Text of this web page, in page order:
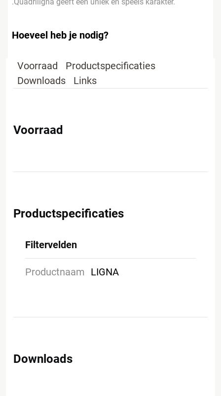
Hoeveel heb je nodig?
Voorraad
Productspecificaties
Downloads
Links
Voorraad
Productspecificaties
Filtervelden
Productnaam LIGNA
Downloads